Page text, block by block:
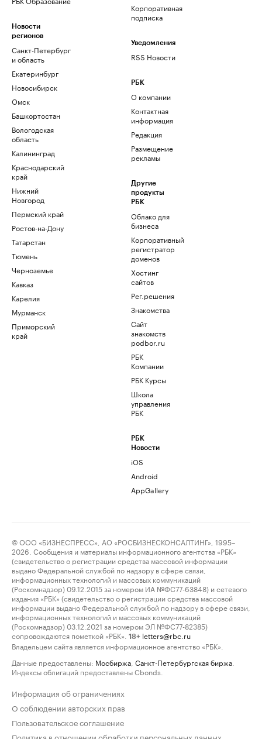
Новости
регионов
Санкт-Петербург
и область
Екатеринбург
Новосибирск
Омск
Башкортостан
Вологодская
область
Калининград
Краснодарский
край
Нижний
Новгород
Пермский край
Ростов-на-Дону
Татарстан
Тюмень
Черноземье
Кавказ
Карелия
Мурманск
Приморский
край
Корпоративная
подписка
Уведомления
RSS Новости
РБК
О компании
Контактная
информация
Редакция
Размещение
рекламы
Другие
продукты
РБК
Облако для
бизнеса
Корпоративный
регистратор
доменов
Хостинг
сайтов
Рег.решения
Знакомства
Сайт
знакомств
podbor.ru
РБК
Компании
РБК Курсы
Школа
управления
РБК
РБК
Новости
iOS
Android
AppGallery
© ООО «БИЗНЕСПРЕСС», АО «РОСБИЗНЕСКОНСАЛТИНГ», 1995–
2026. Сообщения и материалы информационного агентства «РБК»
(свидетельство о регистрации средства массовой информации
выдано Федеральной службой по надзору в сфере связи,
информационных технологий и массовых коммуникаций
(Роскомнадзор) 09.12.2015 за номером ИА №ФС77-63848) и сетевого
издания «РБК» (свидетельство о регистрации средства массовой
информации выдано Федеральной службой по надзору в сфере связи,
информационных технологий и массовых коммуникаций
(Роскомнадзор) 03.12.2021 за номером ЭЛ №ФС77-82385)
сопровождаются пометкой «РБК».
18+ letters@rbc.ru
Владельцем сайта является информационное агентство «РБК».
Данные предоставлены: Мосбиржа Санкт-Петербургская биржа
Индексы облигаций предоставлены Cbonds.
Информация об ограничениях
О соблюдении авторских прав
Пользовательское соглашение
Политика в отношении обработки персональных данных